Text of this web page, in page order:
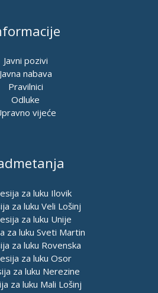
Javni pozivi
Javna nabava
Pravilnici
Odluke
vijeće
za luku Ilovik
za luku Veli Lošinj
za luku Unije
za luku Sveti Martin
za luku Rovenska
za luku Osor
za luku Nerezine
za luku Mali Lošinj